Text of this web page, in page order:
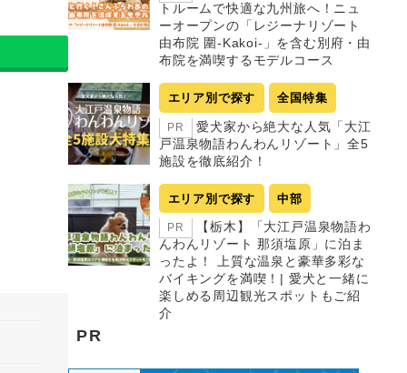
トルームで快適な九州旅へ！ニュ
ーオープンの「レジーナリゾート
由布院 圍-Kakoi-」を含む別府・由
布院を満喫するモデルコース
エリア別で探す 全国特集
PR
愛犬家から絶大な人気「大江
戸温泉物語わんわんリゾート」全5
施設を徹底紹介！
エリア別で探す 中部
PR
【栃木】「大江戸温泉物語わ
んわんリゾート 那須塩原」に泊ま
ったよ！ 上質な温泉と豪華多彩な
バイキングを満喫！| 愛犬と一緒に
楽しめる周辺観光スポットもご紹
介
PR